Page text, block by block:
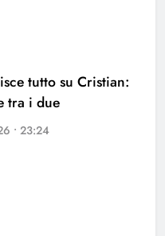
tutto su Cristian:
tra i due
• 23:24